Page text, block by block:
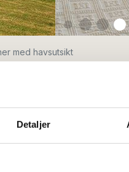
Detaljer
med havsutsikt
för 2